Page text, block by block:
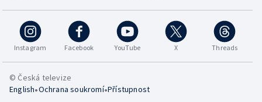
Instagram Facebook YouTube X Threads
© Česká televize
English•Ochrana soukromí•Přístupnost